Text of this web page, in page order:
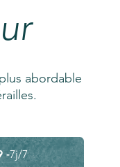
abordable
-7j/7